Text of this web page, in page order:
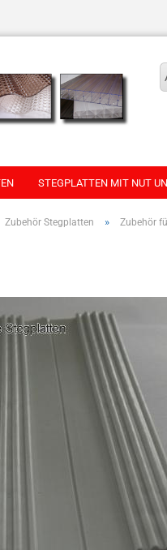
STEGPLATTEN MIT NUT
Zubehör Stegplatten » Zubehör